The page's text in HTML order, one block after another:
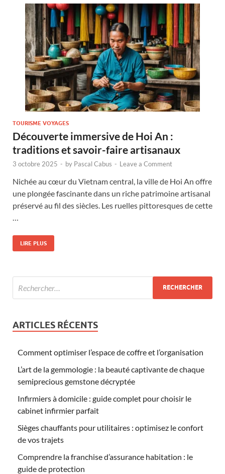
TOURISME VOYAGES
Découverte immersive de Hoi An :
traditions et savoir-faire artisanaux
3 octobre 2025 - by Pascal Cabus - Leave a Comment
Nichée au cœur du Vietnam central, la ville de Hoi An offre
une plongée fascinante dans un riche patrimoine artisanal
préservé au fil des siècles. Les ruelles pittoresques de cette
LIRE PLUS
ARTICLES RÉCENTS
Comment optimiser l’espace de coffre et l’organisation
L’art de la gemmologie : la beauté captivante de chaque
semiprecious gemstone décryptée
Infirmiers à domicile : guide complet pour choisir le
cabinet infirmier parfait
Sièges chauffants pour utilitaires : optimisez le confort
de vos trajets
Comprendre la franchise d’assurance habitation : le
guide de protection